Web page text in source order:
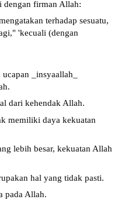
dengan firman Allah:
terhadap sesuatu,
'kecuali (dengan
_insyaallah_
dari kehendak Allah.
memiliki daya kekuatan
lebih besar, kekuatan Allah
hal yang tidak pasti.
pada Allah.